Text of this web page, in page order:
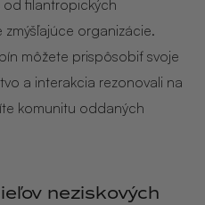
filantropických
organizácie.
môžete prispôsobiť svoje
a interakcia rezonovali na
komunitu oddaných
neziskových